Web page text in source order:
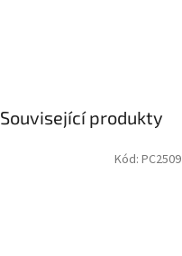
Související produkty
Kód: PC2509